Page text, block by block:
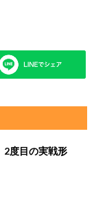
2度目の実戦形